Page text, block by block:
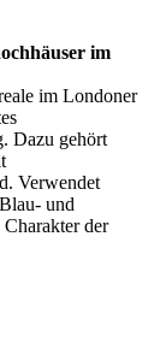
im
im Londoner
Dazu gehört
Verwendet
und
der